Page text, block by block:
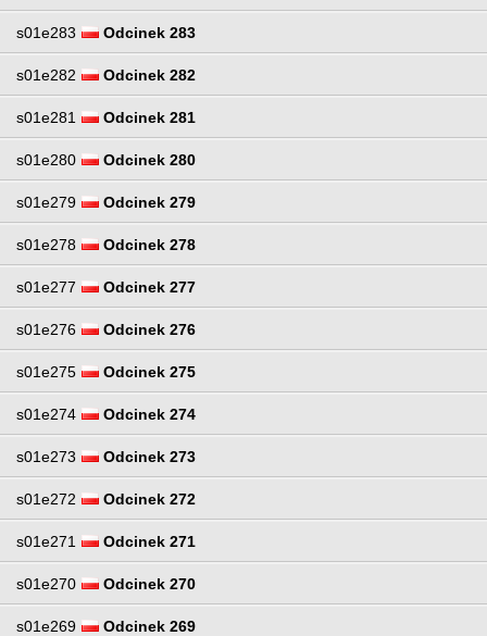
s01e283 Odcinek 283
s01e282 Odcinek 282
s01e281 Odcinek 281
s01e280 Odcinek 280
s01e279 Odcinek 279
s01e278 Odcinek 278
s01e277 Odcinek 277
s01e276 Odcinek 276
s01e275 Odcinek 275
s01e274 Odcinek 274
s01e273 Odcinek 273
s01e272 Odcinek 272
s01e271 Odcinek 271
s01e270 Odcinek 270
s01e269 Odcinek 269